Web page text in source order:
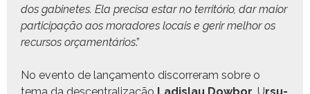
dos gabi­netes. Ela pre­cisa estar no ter­ritório, dar maior
par­tic­i­pação aos moradores locais e gerir mel­hor os
recur­sos orça­men­tários.”
No even­to de lança­men­to dis­cor­reram sobre o